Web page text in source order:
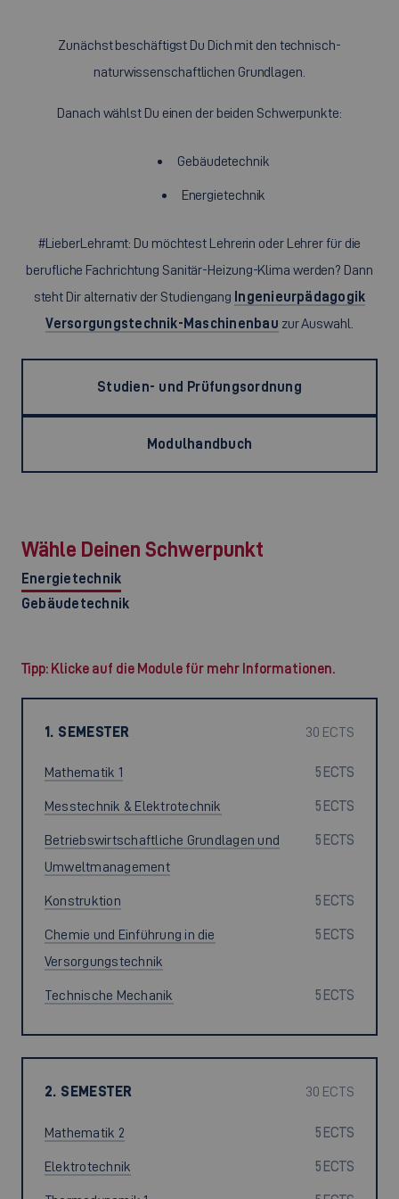
Zunächst beschäftigst Du Dich mit den technisch-
naturwissenschaftlichen Grundlagen.
Danach wählst Du einen der beiden Schwerpunkte:
Gebäudetechnik
Energietechnik
#LieberLehramt: Du möchtest Lehrerin oder Lehrer für die
berufliche Fachrichtung Sanitär-Heizung-Klima werden? Dann
steht Dir alternativ der Studiengang Ingenieurpädagogik
Versorgungstechnik-Maschinenbau zur Auswahl.
Studien- und Prüfungsordnung
Modulhandbuch
Wähle Deinen Schwerpunkt
Energietechnik
Gebäudetechnik
Tipp: Klicke auf die Module für mehr Informationen.
1. SEMESTER 30 ECTS
Mathematik 1 5 ECTS
Messtechnik & Elektrotechnik 5 ECTS
Betriebswirtschaftliche Grundlagen und
Umweltmanagement
5 ECTS
Konstruktion 5 ECTS
Chemie und Einführung in die
Versorgungstechnik
5 ECTS
Technische Mechanik 5 ECTS
2. SEMESTER 30 ECTS
Mathematik 2 5 ECTS
Elektrotechnik 5 ECTS